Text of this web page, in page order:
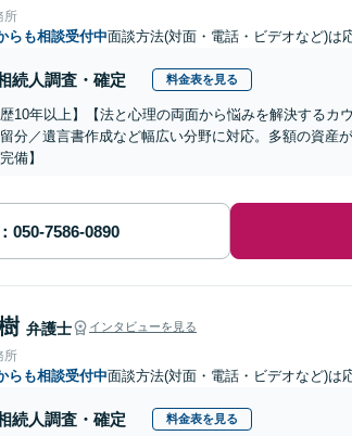
所
らも相談受付中面談方法(対面・電話・ビデオなど)は
続人調査・確定 料金表を見る
歴10年以上】【法と心理の両面から悩みを解決する
分／遺言書作成など幅広い分野に対応。多額の資産
備】
弁護士 インタビューを見る
所
らも相談受付中面談方法(対面・電話・ビデオなど)は
続人調査・確定 料金表を見る